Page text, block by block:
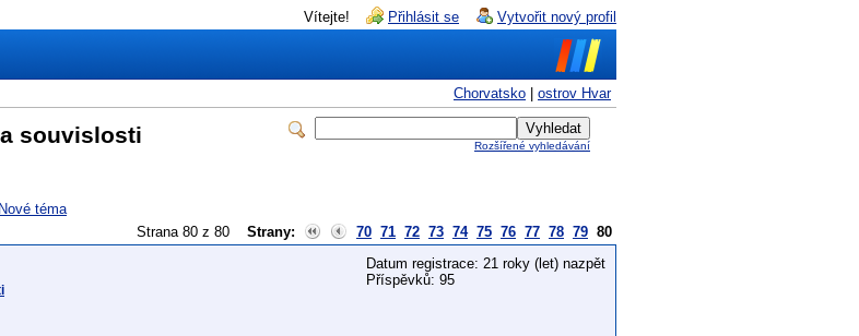
Vítejte! Přihlásit se Vytvořit nový profil
Chorvatsko ostrov Hvar
Rozšířené vyhledávání
souvislosti
Nové téma
Strana 80 z 80 Strany: 70 71 72 73 74 75 76 77 78 79 80
Datum registrace: 21 roky (let) nazpět
Příspěvků: 95